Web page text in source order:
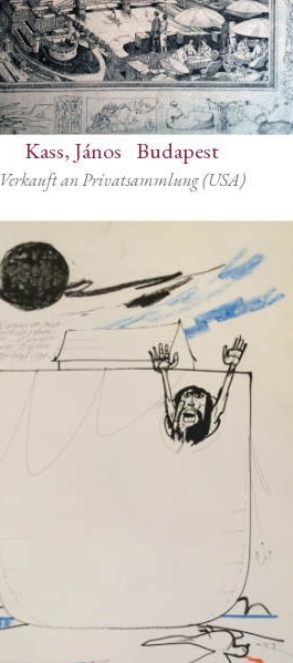
Kass, János -Budapest
Verkauft an Privatsammlung (USA)